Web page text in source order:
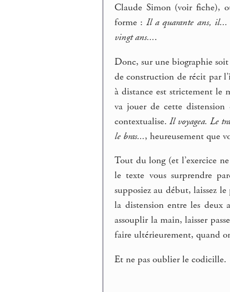
Claude Simon (voir fiche),
forme : Il a quarante ans,
vingt ans....
Donc, sur une biographie
de construction de récit par
à distance est strictement le
va jouer de cette
contextualise.Il voyagea. Le
le bras..., heureusement que
Tout du long (et l’exercice
le texte vous surprendre
supposiez au début, laissez
la distension entre les deux
assouplir la main, laisser
faire ultérieurement, quand
Et ne pas oublier le codicille.